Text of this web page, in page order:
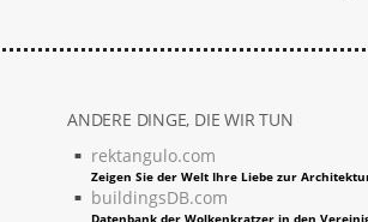
ANDERE DINGE, DIE WIR TUN
rektangulo.com
Zeigen Sie der Welt Ihre Liebe zur
buildingsDB.com
Datenbank der Wolkenkratzer in den